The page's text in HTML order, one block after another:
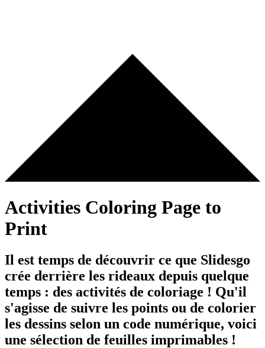
Activities Coloring Page to
Print
Il est temps de découvrir ce que Slidesgo
crée derrière les rideaux depuis quelque
temps : des activités de coloriage ! Qu'il
s'agisse de suivre les points ou de colorier
les dessins selon un code numérique, voici
une sélection de feuilles imprimables !